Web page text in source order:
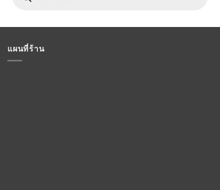
แผนที่ร้าน